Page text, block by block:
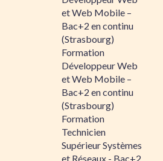
et Web Mobile –
Bac+2 en continu
(Strasbourg)
Formation
Développeur Web
et Web Mobile –
Bac+2 en continu
(Strasbourg)
Formation
Technicien
Supérieur Systèmes
et Réseaux - Bac+2